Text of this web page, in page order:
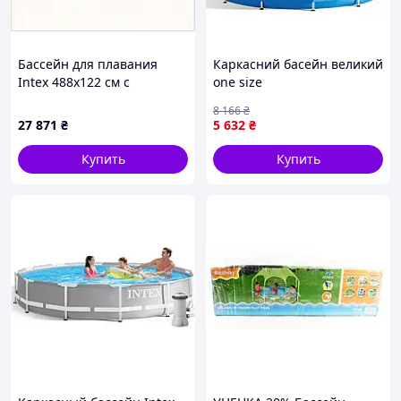
🔹Быстрая установка без лишних усилий
Каркасный бассейн Intex 28205 легко собирается без
использования специальной техники или
Бассейн для плавания
Intex 488х122 см с
27 871 ₴
Купить
Каркасний басейн великий
one size
5 632 ₴
8 166₴
Купить